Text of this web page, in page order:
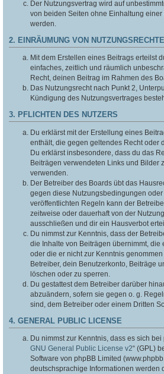
Der Nutzungsvertrag wird auf
von beiden Seiten ohne Einhaltung
werden.
2. EINRÄUMUNG VON
Mit dem Erstellen eines Beitrags erteilst
einfaches, zeitlich und räumlich
Recht, deinen Beitrag im Rahmen des
Das Nutzungsrecht nach Punkt 2,
Kündigung des Nutzungsvertrages
3. PFLICHTEN DES NUTZERS
Du erklärst mit der Erstellung eines
enthält, die gegen geltendes Recht oder
Du erklärst insbesondere, dass du das
Beiträgen verwendeten Links und Bilder
verwenden.
Der Betreiber des Boards übt das
gegen diese Nutzungsbedingungen
veröffentlichten Regeln kann der
zeitweise oder dauerhaft von der
ausschließen und dir ein Hausverbot
Du nimmst zur Kenntnis, dass der
die Inhalte von Beiträgen übernimmt, die
oder die er nicht zur Kenntnis
Betreiber, dein Benutzerkonto, Beiträge
löschen oder zu sperren.
Du gestattest dem Betreiber darüber
abzuändern, sofern sie gegen o. g.
sind, dem Betreiber oder einem Dritten
4. GENERAL PUBLIC LICENSE
Du nimmst zur Kenntnis, dass es sich
GNU General Public License v2“ (GPL)
Software von phpBB Limited
deutschsprachige Informationen werden